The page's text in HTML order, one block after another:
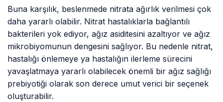
Buna karşılık, beslenmede nitrata ağırlık verilmesi çok
daha yararlı olabilir. Nitrat hastalıklarla bağlantılı
bakterileri yok ediyor, ağız asiditesini azaltıyor ve ağız
mikrobiyomunun dengesini sağlıyor. Bu nedenle nitrat,
hastalığı önlemeye ya hastalığın ilerleme sürecini
yavaşlatmaya yararlı olabilecek önemli bir ağız sağlığı
prebiyotiği olarak son derece umut verici bir seçenek
oluşturabilir.